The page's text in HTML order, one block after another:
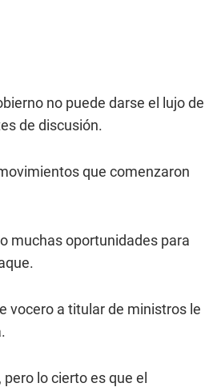
no puede darse el lujo de
de discusión.
que comenzaron
muchas oportunidades para
vocero a titular de ministros le
lo cierto es que el